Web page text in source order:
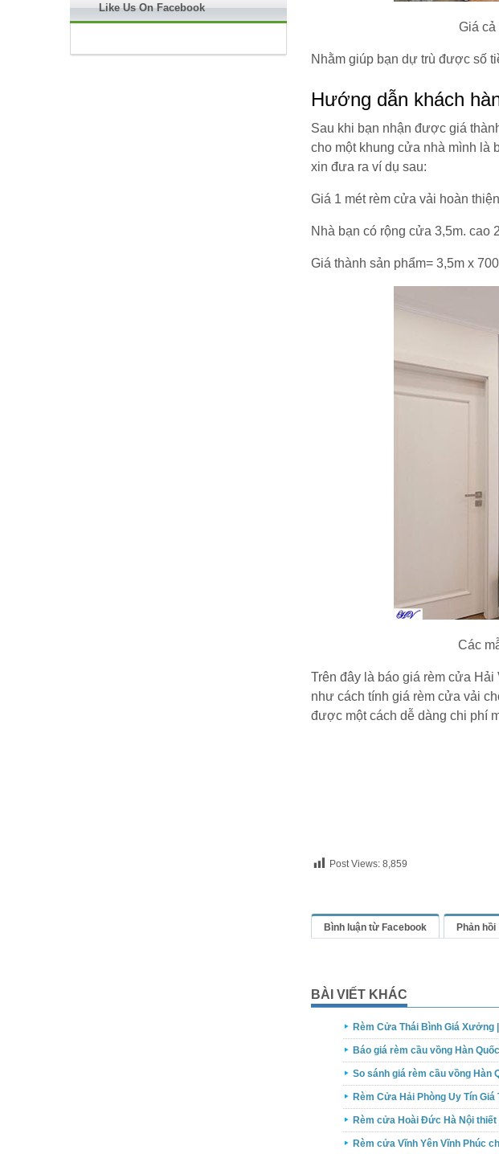
Giá
Nhằm giúp bạn dự trù được số
Hướng dẫn khách
Sau khi bạn nhận được giá
cho một khung cửa nhà mình là
xin đưa ra ví dụ sau:
Giá 1 mét rèm cửa vải hoàn
Nhà bạn có rộng cửa 3,5m. cao
Giá thành sản phẩm= 3,5m x
Các
Trên đây là báo giá rèm cửa
như cách tính giá rèm cửa vải
được một cách dễ dàng chi phí
Post Views: 8,859
Bình luận từ Facebook Phản hồi
BÀI VIẾT KHÁC
Rèm Cửa Thái Bình Giá Xưởng
Báo giá rèm cầu vồng Hàn
So sánh giá rèm cầu vồng Hàn
Rèm Cửa Hải Phòng Uy Tín
Rèm cửa Hoài Đức Hà Nội
Rèm cửa Vĩnh Yên Vĩnh Phúc
Like Us On Facebook